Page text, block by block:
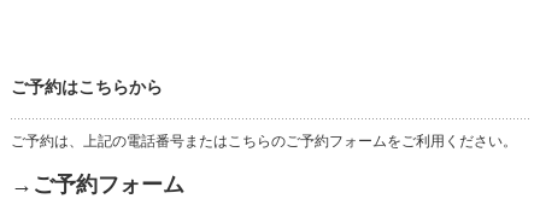
ご予約はこちらから
ご予約は、上記の電話番号またはこちらのご予約フォームをご利用ください。
→ご予約フォーム